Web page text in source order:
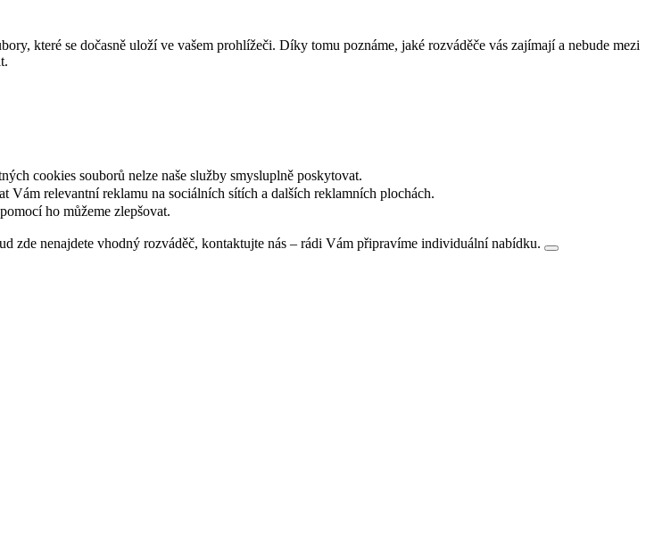
které se dočasně uloží ve vašem prohlížeči. Díky tomu poznáme, jaké rozváděče vás zajímají a nebude mezi
cookies souborů nelze naše služby smysluplně poskytovat.
Vám relevantní reklamu na sociálních sítích a dalších reklamních plochách.
ho můžeme zlepšovat.
nenajdete vhodný rozváděč, kontaktujte nás – rádi Vám připravíme individuální nabídku.